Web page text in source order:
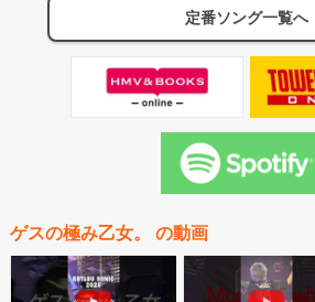
定番ソング一覧へ
ゲスの極み乙女。 の動画